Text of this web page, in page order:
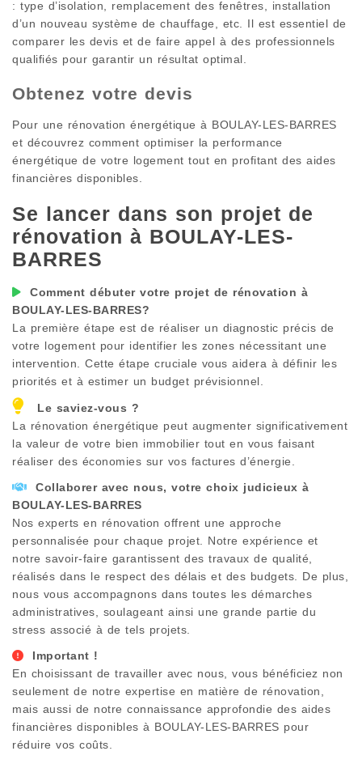
: type d’isolation, remplacement des fenêtres, installation
d’un nouveau système de chauffage, etc. Il est essentiel de
comparer les devis et de faire appel à des professionnels
qualifiés pour garantir un résultat optimal.
Obtenez votre devis
Pour une rénovation énergétique à BOULAY-LES-BARRES
et découvrez comment optimiser la performance
énergétique de votre logement tout en profitant des aides
financières disponibles.
Se lancer dans son projet de
rénovation à BOULAY-LES-
BARRES
Comment débuter votre projet de rénovation à
BOULAY-LES-BARRES?
La première étape est de réaliser un diagnostic précis de
votre logement pour identifier les zones nécessitant une
intervention. Cette étape cruciale vous aidera à définir les
priorités et à estimer un budget prévisionnel.
Le saviez-vous ?
La rénovation énergétique peut augmenter significativement
la valeur de votre bien immobilier tout en vous faisant
réaliser des économies sur vos factures d’énergie.
Collaborer avec nous, votre choix judicieux à
BOULAY-LES-BARRES
Nos experts en rénovation offrent une approche
personnalisée pour chaque projet. Notre expérience et
notre savoir-faire garantissent des travaux de qualité,
réalisés dans le respect des délais et des budgets. De plus,
nous vous accompagnons dans toutes les démarches
administratives, soulageant ainsi une grande partie du
stress associé à de tels projets.
Important !
En choisissant de travailler avec nous, vous bénéficiez non
seulement de notre expertise en matière de rénovation,
mais aussi de notre connaissance approfondie des aides
financières disponibles à BOULAY-LES-BARRES pour
réduire vos coûts.